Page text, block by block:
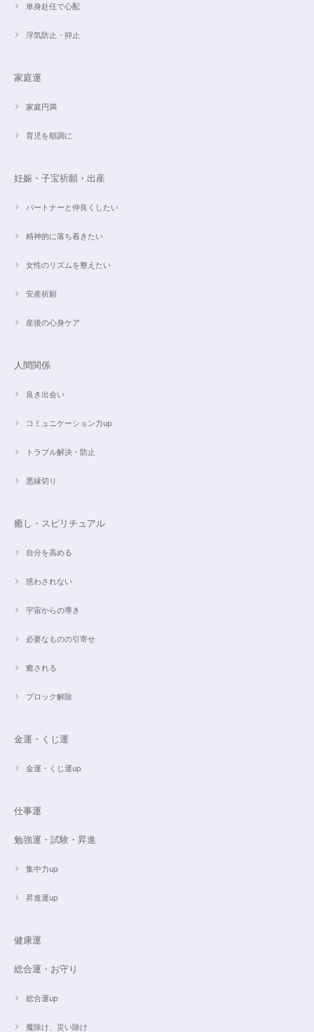
単身赴任で心配
浮気防止・抑止
家庭運
家庭円満
育児を順調に
妊娠・子宝祈願・出産
パートナーと仲良くしたい
精神的に落ち着きたい
女性のリズムを整えたい
安産祈願
産後の心身ケア
人間関係
良き出会い
コミュニケーション力up
トラブル解決・防止
悪縁切り
癒し・スピリチュアル
自分を高める
惑わされない
宇宙からの導き
必要なものの引寄せ
癒される
ブロック解除
金運・くじ運
金運・くじ運up
仕事運
勉強運・試験・昇進
集中力up
昇進運up
健康運
総合運・お守り
総合運up
魔除け、災い除け